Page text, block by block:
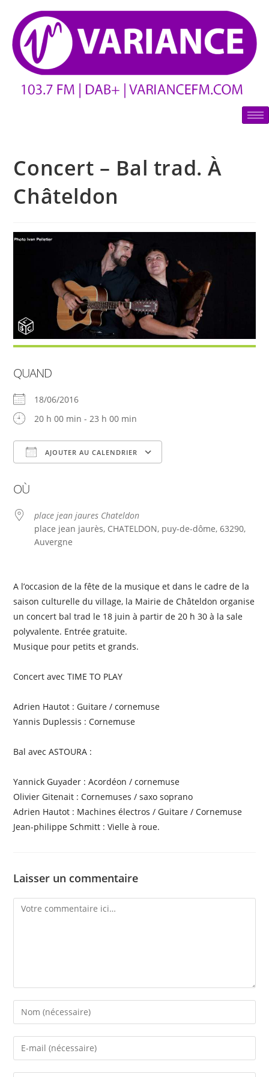
Concert – Bal trad. À
Châteldon
QUAND
18/06/2016
20 h 00 min - 23 h 00 min
AJOUTER AU CALENDRIER
OÙ
place jean jaures Chateldon
place jean jaurès, CHATELDON, puy-de-dôme, 63290,
Auvergne
A l’occasion de la fête de la musique et dans le cadre de la
saison culturelle du village, la Mairie de Châteldon organise
un concert bal trad le 18 juin à partir de 20 h 30 à la sale
polyvalente. Entrée gratuite.
Musique pour petits et grands.
Concert avec TIME TO PLAY
Adrien Hautot : Guitare / cornemuse
Yannis Duplessis : Cornemuse
Bal avec ASTOURA :
Yannick Guyader : Acordéon / cornemuse
Olivier Gitenait : Cornemuses / saxo soprano
Adrien Hautot : Machines électros / Guitare / Cornemuse
Jean-philippe Schmitt : Vielle à roue.
Laisser un commentaire